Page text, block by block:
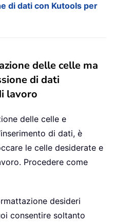
di dati con Kutools per
delle celle ma
di dati
lavoro
delle celle e
di dati, è
le celle desiderate e
Procedere come
desideri
consentire soltanto